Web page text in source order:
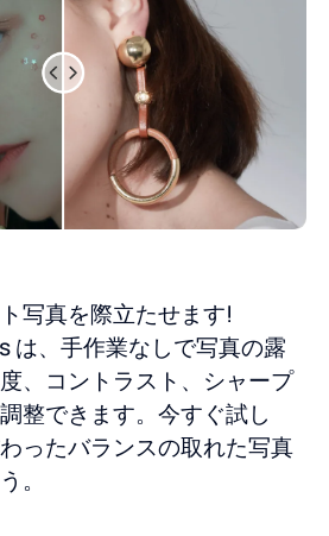
写真を際立たせます!
、手作業なしで写真の露
、コントラスト、シャープ
整できます。今すぐ試し
ったバランスの取れた写真
。